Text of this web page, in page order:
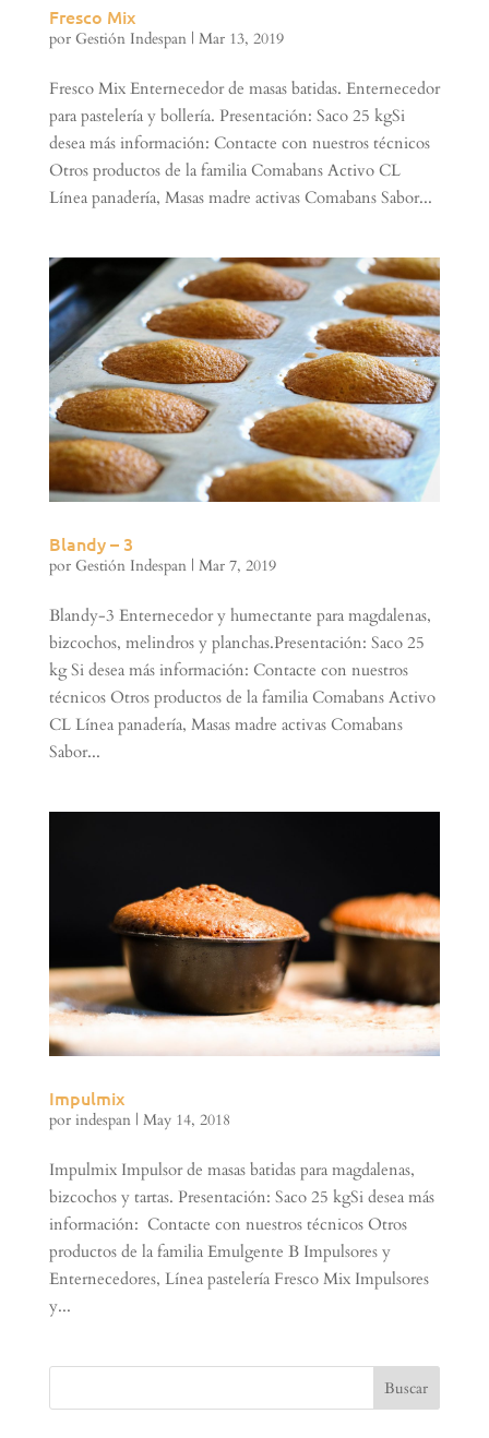
Fresco Mix
por Gestión Indespan| Mar 13, 2019
Fresco Mix Enternecedor de masas batidas. Enternecedor
para pastelería y bollería. Presentación: Saco 25 kgSi
desea más información: Contacte con nuestros técnicos
Otros productos de la familia Comabans Activo CL
Línea panadería, Masas madre activas Comabans Sabor...
Blandy – 3
por Gestión Indespan| Mar 7, 2019
Blandy-3 Enternecedor y humectante para magdalenas,
bizcochos, melindros y planchas.Presentación: Saco 25
kg Si desea más información: Contacte con nuestros
técnicos Otros productos de la familia Comabans Activo
CL Línea panadería, Masas madre activas Comabans
Sabor...
Impulmix
por indespan| May 14, 2018
Impulmix Impulsor de masas batidas para magdalenas,
bizcochos y tartas. Presentación: Saco 25 kgSi desea más
información: Contacte con nuestros técnicos Otros
productos de la familia Emulgente B Impulsores y
Enternecedores, Línea pastelería Fresco Mix Impulsores
y...